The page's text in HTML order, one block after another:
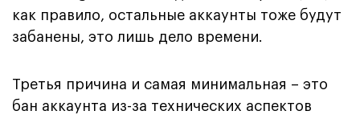
как правило, остальные аккаунты тоже будут
забанены, это лишь дело времени.
Третья причина и самая минимальная – это
бан аккаунта из-за технических аспектов